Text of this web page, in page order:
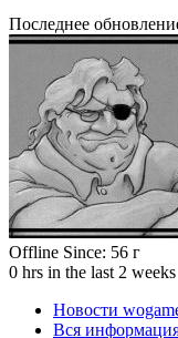
Последнее
Offline Since: 56 г
0 hrs in the last 2 weeks
Новости
Вся